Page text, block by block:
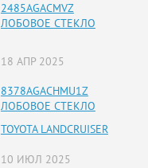
2485AGACMVZ
ЛОБОВОЕ СТЕКЛО
18 АПР 2025
8378AGACHMU1Z
ЛОБОВОЕ СТЕКЛО
TOYOTA LANDCRUISER
10 ИЮЛ 2025